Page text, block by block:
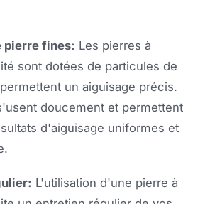
pierre fines: Les pierres à
sont dotées de particules de
un aiguisage précis.
doucement et permettent
d'aiguisage uniformes et
L'utilisation d'une pierre à